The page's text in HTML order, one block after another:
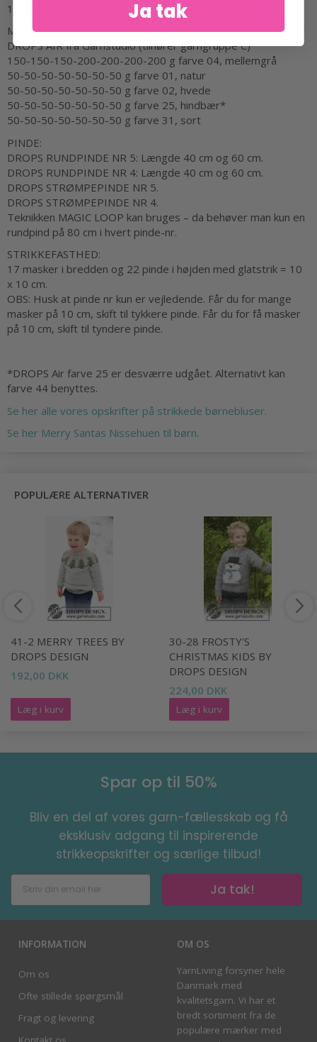
158/164
MATERIALER:
DROPS AIR fra Garnstudio (tilhører garngruppe C)
150-150-150-200-200-200-200 g farve 04, mellemgrå
50-50-50-50-50-50-50 g farve 01, natur
50-50-50-50-50-50-50 g farve 02, hvede
50-50-50-50-50-50-50 g farve 25, hindbær*
50-50-50-50-50-50-50 g farve 31, sort
PINDE:
DROPS RUNDPINDE NR 5: Længde 40 cm og 60 cm.
DROPS RUNDPINDE NR 4: Længde 40 cm og 60 cm.
DROPS STRØMPEPINDE NR 5.
DROPS STRØMPEPINDE NR 4.
Teknikken MAGIC LOOP kan bruges – da behøver man kun en
rundpind på 80 cm i hvert pinde-nr.
STRIKKEFASTHED:
17 masker i bredden og 22 pinde i højden med glatstrik = 10
x 10 cm.
OBS: Husk at pinde nr kun er vejledende. Får du for mange
masker på 10 cm, skift til tykkere pinde. Får du for få masker
på 10 cm, skift til tyndere pinde.
*DROPS Air farve 25 er desværre udgået. Alternativt kan
farve 44 benyttes.
Se her alle vores opskrifter på strikkede børnebluser.
Se her Merry Santas Nissehuen til børn.
POPULÆRE ALTERNATIVER
41-2 MERRY TREES BY
DROPS DESIGN
192,00 DKK
Læg i kurv
30-28 FROSTY'S
CHRISTMAS KIDS BY
DROPS DESIGN
224,00 DKK
Læg i kurv
Spar op til 50%
Bliv en del af vores garn-fællesskab og få
eksklusiv adgang til inspirerende
strikkeopskrifter og særlige tilbud!
Ja tak!
INFORMATION
Om os
Ofte stillede spørgsmål
Fragt og levering
OM OS
YarnLiving forsyner hele
Danmark med
kvalitetsgarn. Vi har et
bredt sortiment fra de
populære mærker med
Ja tak